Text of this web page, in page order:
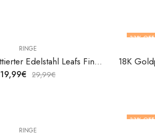
RINGE
18K Goldplattierter Edelstahl Leafs Fingerring von V&F Jewelers
19,99€ 29,99€
33% OFF
RINGE
33% OFF